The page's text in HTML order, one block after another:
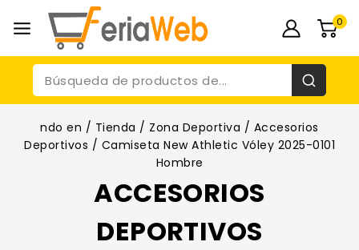
0
ndo en / Tienda / Zona Deportiva / Accesorios
Deportivos / Camiseta New Athletic Vóley 2025-0101
Hombre
ACCESORIOS
DEPORTIVOS